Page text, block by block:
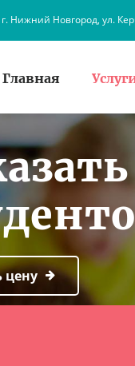
г. Нижний Новгород, ул.
Главная
цену